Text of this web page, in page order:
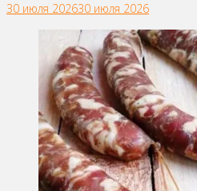
30 июля 202630 июля 2026